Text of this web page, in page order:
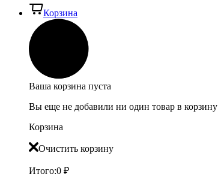
Корзина
Ваша корзина пуста
Вы еще не добавили ни один товар в корзину
Корзина
Очистить корзину
Итого:0 ₽